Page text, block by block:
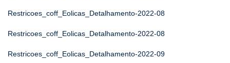
Restricoes_coff_Eolicas_Detalhamento-2022-08
Restricoes_coff_Eolicas_Detalhamento-2022-08
Restricoes_coff_Eolicas_Detalhamento-2022-09